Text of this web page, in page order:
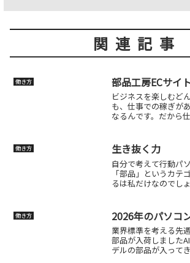
関連記事
働き方 部品工房ECサイ
ビジネスを楽しむど
も、仕事での稼ぎが
なるんです。だから
たので、赤になる前
りの人生を楽しんで働
働き方 生き抜く力
自分で考えて行動パ
「部品」というカテ
るは私だけなのでし
しまうというい特色
品ショップのダイナシ
働き方 2026年のパソコ
業界標準を考える先
部品が入荷しました
デルの部品が入って